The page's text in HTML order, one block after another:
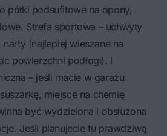
półki podsufitowe na opony,
Strefa sportowa – uchwyty
(najlepiej wieszane na
powierzchni podłogi). I
– jeśli macie w garażu
miejsce na chemię
być wydzielona i obsłużona
Jeśli planujecie tu prawdziwą